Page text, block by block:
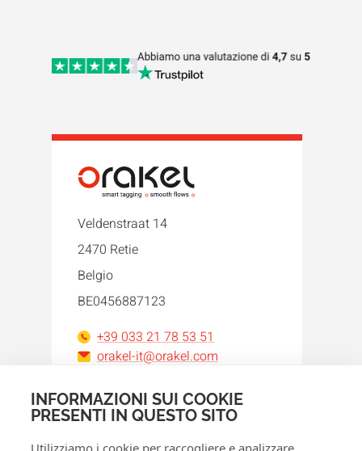
INFORMAZIONI SUI COOKIE
PRESENTI IN QUESTO SITO
Utilizziamo i cookie per raccogliere e analizzare
Veldenstraat 14
2470 Retie
Belgio
BE0456887123
+39 033 21 78 53 51
orakel-it@orakel.com
Facebook
Instagram
LinkedInWhatsApp
YouTube